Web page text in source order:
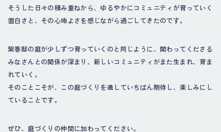
そうした日々の積み重ねから、ゆるやかにコミュニティが育っていく
面白さと、その心地よさを感じながら過ごしてきたのです。
紫香邸の庭が少しずつ育っていくのと同じように、関わってくださる
みなさんとの関係が深まり、新しいコミュニティがまた生まれ、育ま
れていく。
そのことこそが、この庭づくりを通していちばん期待し、楽しみにし
ていることです。
ぜひ、庭づくりの仲間に加わってください。